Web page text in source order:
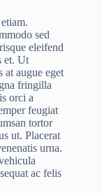
sed
eleifend
et. Ut
augue eget
fringilla
orci a
feugiat
tortor
ut. Placerat
urna.
ac felis